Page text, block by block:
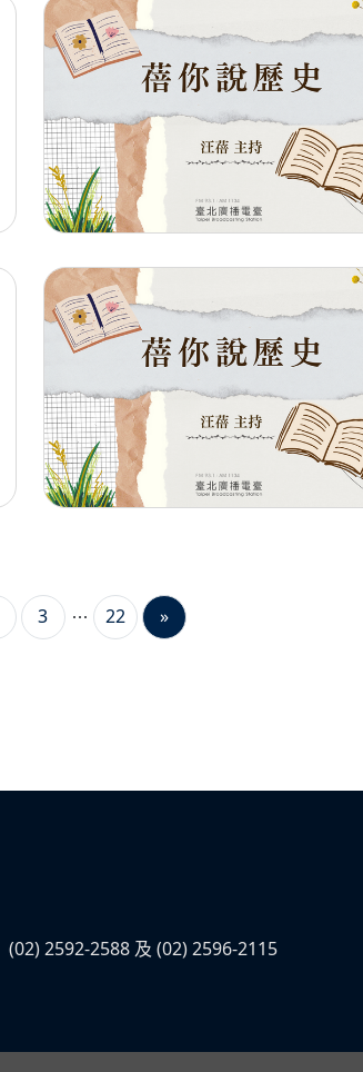
3 22 »
(02) 2592-2588 及 (02) 2596-2115